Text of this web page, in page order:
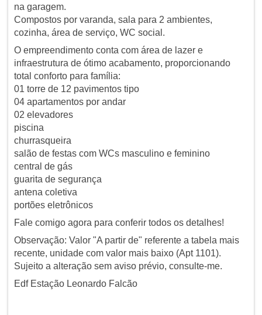
na garagem.
Compostos por varanda, sala para 2 ambientes,
cozinha, área de serviço, WC social.
O empreendimento conta com área de lazer e
infraestrutura de ótimo acabamento, proporcionando
total conforto para família:
01 torre de 12 pavimentos tipo
04 apartamentos por andar
02 elevadores
piscina
churrasqueira
salão de festas com WCs masculino e feminino
central de gás
guarita de segurança
antena coletiva
portões eletrônicos
Fale comigo agora para conferir todos os detalhes!
Observação: Valor "A partir de" referente a tabela mais
recente, unidade com valor mais baixo (Apt 1101).
Sujeito a alteração sem aviso prévio, consulte-me.
Edf Estação Leonardo Falcão